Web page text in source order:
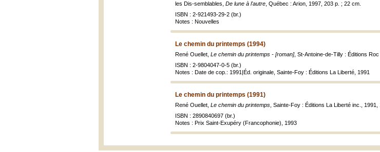
les Dis-semblables, De lune à l'autre , Québec : Arion, 1997, 203 p. ; 22 cm.
ISBN : 2-921493-29-2 (br.)
Notes : Nouvelles
Le chemin du printemps (1994)
René Ouellet, Le chemin du printemps - [roman], St-Antoine-de-Tilly : Éditions
ISBN : 2-9804047-0-5 (br.)
Notes : Date de cop.: 1991|Éd. originale, Sainte-Foy : Éditions La Liberté, 1991
Le chemin du printemps (1991)
René Ouellet, Le chemin du printemps , Sainte-Foy : Éditions La Liberté inc., 1991,
ISBN : 2890840697 (br.)
Notes : Prix Saint-Exupéry (Francophonie), 1993